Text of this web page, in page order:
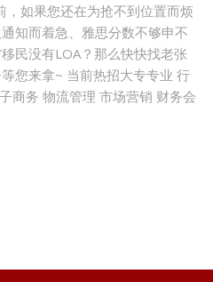
如果您还在为抢不到位置而烦
知而着急、雅思分数不够申不
民没有LOA？那么快快找老张
您来拿~ 当前热招大专专业 行
商务 物流管理 市场营销 财务会